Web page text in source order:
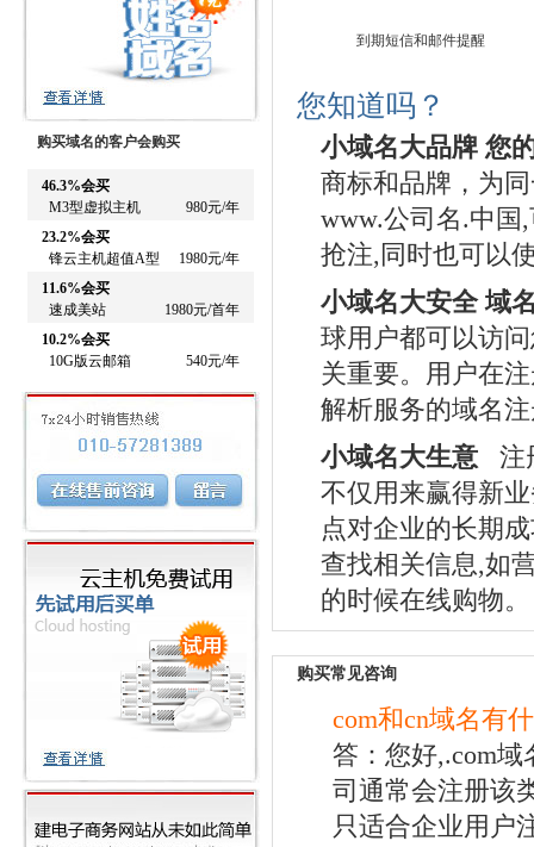
购买域名的客户会购买
46.3%会买
M3型虚拟主机
980元/年
23.2%会买
锋云主机超值A型
1980元/年
11.6%会买
速成美站
1980元/首年
10.2%会买
10G版云邮箱
540元/年
到期短信和邮件提醒
您知道吗？
小域名大品牌 您
商标和品牌，为
www.公司名.中国
抢注,同时也可以
小域名大安全 域
球用户都可以访
关重要。用户在
解析服务的域名
小域名大生意 注
不仅用来赢得新
点对企业的长期
查找相关信息,如
的时候在线购物。
购买常见咨询
com和cn域名有
答：您好,.com
司通常会注册该
只适合企业用户